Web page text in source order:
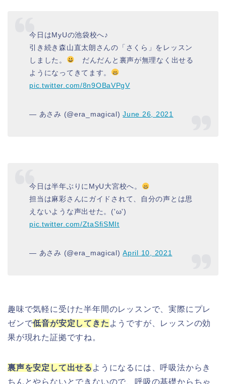
今日はMyUの池袋校へ♪
引き続き森山直太朗さんの「さくら」をレッスン
しました。
だんだんと裏声が無理なく出せる
ようになってきてます。
pic.twitter.com/8n9OBaVPgV
— あさみ (@era_magical)June 26, 2021
今日は半年ぶりにMyU大宮校へ。
担当は麻彩さんにガイドされて、自分の声とは思
えないような声出せた。('ω')
pic.twitter.com/ZtaSfiSMIt
— あさみ (@era_magical)April 10, 2021
趣味で気軽に受けた半年間のレッスンで、実際にプレ
ゼンで低音が安定してきた ようですが、レッスンの効
果が現れた証拠ですね。
裏声を安定して出せる ようになるには、呼吸法からき
ちんとやらないとできないので、呼吸の基礎からちゃ